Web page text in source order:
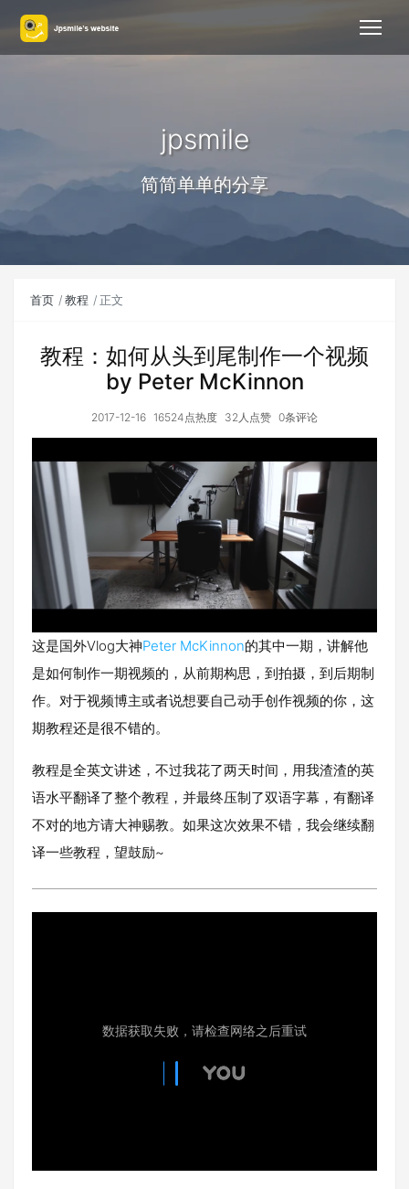
jpsmile
简简单单的分享
首页 教程 正文
教程：如何从头到尾制作一个视频
by Peter McKinnon
2017-12-16 16524点热度 32人点赞 0条评论
这是国外Vlog大神Peter McKinnon的其中一期，讲解他
是如何制作一期视频的，从前期构思，到拍摄，到后期制
作。对于视频博主或者说想要自己动手创作视频的你，这
期教程还是很不错的。
教程是全英文讲述，不过我花了两天时间，用我渣渣的英
语水平翻译了整个教程，并最终压制了双语字幕，有翻译
不对的地方请大神赐教。如果这次效果不错，我会继续翻
译一些教程，望鼓励~